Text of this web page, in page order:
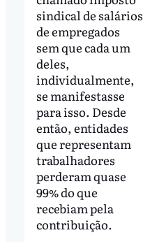
sindical de salários
de empregados
sem que cada um
deles,
individualmente,
se manifestasse
para isso. Desde
então, entidades
que representam
trabalhadores
perderam quase
99% do que
recebiam pela
contribuição.